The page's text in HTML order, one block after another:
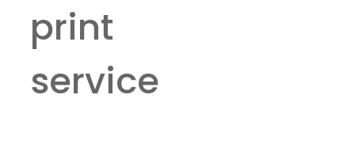
print
service